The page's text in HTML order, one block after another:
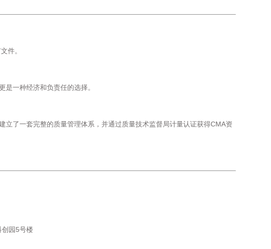
件。
一种经济和负责任的选择。
了一套完整的质量管理体系，并通过质量技术监督局计量认证获得CMA资
园5号楼